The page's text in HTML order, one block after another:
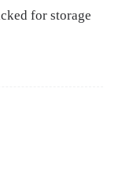
for storage